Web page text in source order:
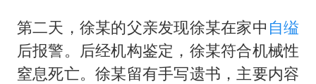
第二天，徐某的父亲发现徐某在家中 自缢
后报警。后经机构鉴定，徐某符合机械性
窒息死亡。徐某留有手写遗书，主要内容